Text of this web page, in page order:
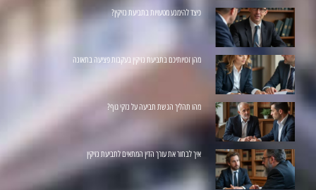
כיצד להימנע מטעויות בתביעת נזיקין?
מהן זכויותיכם בתביעת נזיקין בעקבות פציעה בתאונה
מהו תהליך הגשת תביעה על נזקי גוף?
איך לבחור את עורך הדין המתאים לתביעת נזיקין